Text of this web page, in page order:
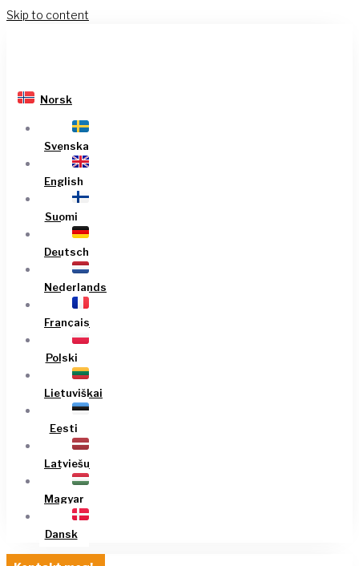
Skip to content
Norsk
Svenska
English
Suomi
Deutsch
Nederlands
Français
Polski
Lietuviškai
Eesti
Latviešu
Magyar
Dansk